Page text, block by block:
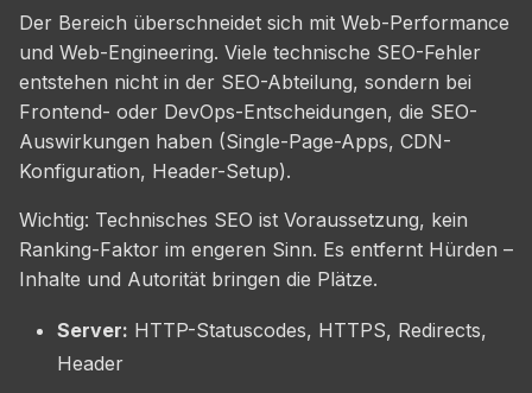
Der Bereich überschneidet sich mit Web-Performance
und Web-Engineering. Viele technische SEO-Fehler
entstehen nicht in der SEO-Abteilung, sondern bei
Frontend- oder DevOps-Entscheidungen, die SEO-
Auswirkungen haben (Single-Page-Apps, CDN-
Konfiguration, Header-Setup).
Wichtig: Technisches SEO ist Voraussetzung, kein
Ranking-Faktor im engeren Sinn. Es entfernt Hürden –
Inhalte und Autorität bringen die Plätze.
Server: HTTP-Statuscodes, HTTPS, Redirects,
Header